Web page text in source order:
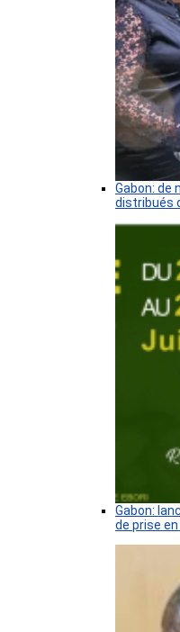
Gabon: de
distribués
Gabon:
de prise